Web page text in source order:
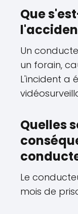
Que
Un
un forain,
L'incident a
Quelles
Le
mois de